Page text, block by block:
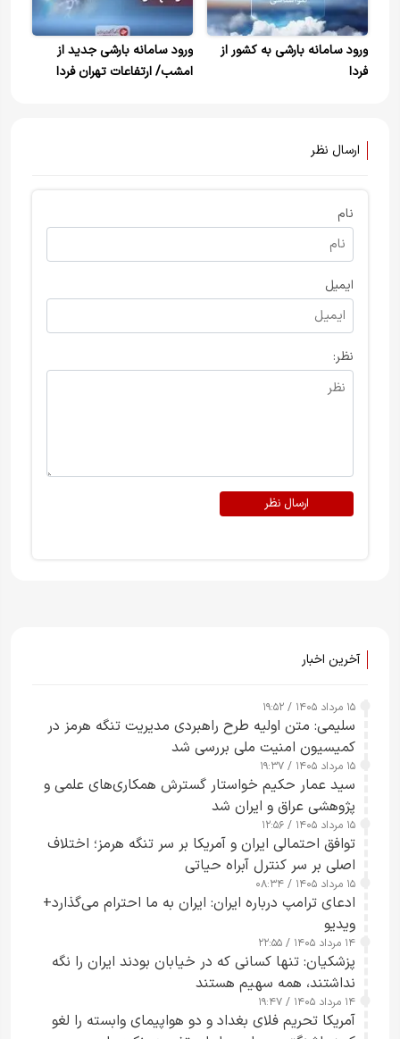
ورود سامانه بارشی به کشور از
فردا
ورود سامانه بارشی جدید از
امشب/ ارتفاعات تهران فردا
ارسال نظر
نام
ایمیل
نظر:
ارسال نظر
آخرین اخبار
۱۵ مرداد ۱۴۰۵ / ۱۹:۵۲
سلیمی: متن اولیه طرح راهبردی مدیریت تنگه هرمز در
کمیسیون امنیت ملی بررسی شد
۱۵ مرداد ۱۴۰۵ / ۱۹:۳۷
سید عمار حکیم خواستار گسترش همکاری‌های علمی و
پژوهشی عراق و ایران شد
۱۵ مرداد ۱۴۰۵ / ۱۲:۵۶
توافق احتمالی ایران و آمریکا بر سر تنگه هرمز؛ اختلاف
اصلی بر سر کنترل آبراه حیاتی
۱۵ مرداد ۱۴۰۵ / ۰۸:۳۴
ادعای ترامپ درباره ایران: ایران به ما احترام می‌گذارد+
ویدیو
۱۴ مرداد ۱۴۰۵ / ۲۲:۵۵
پزشکیان: تنها کسانی که در خیابان بودند ایران را نگه
نداشتند، همه سهیم هستند
۱۴ مرداد ۱۴۰۵ / ۱۹:۴۷
آمریکا تحریم فلای بغداد و دو هواپیمای وابسته را لغو